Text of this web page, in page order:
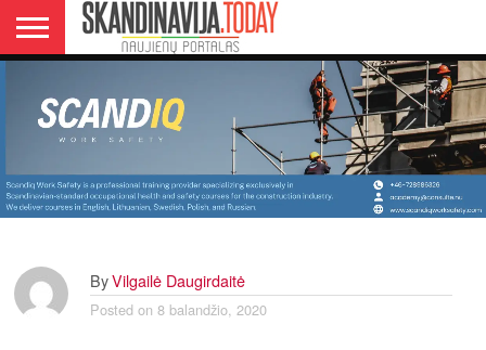
NORVEGIJA
ŠVEDIJA
LIETUVA
VERSLAS
PADĖTI STEBĖT VIRUSO PLITIMĄ
ByVilgailė Daugirdaitė
Posted on 8 balandžio, 2020